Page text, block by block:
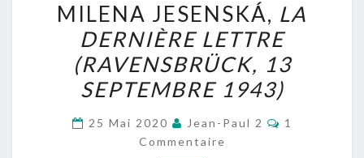
JESENSKÁ,
LA
DERNIÈRE
LETTRE
(RAVENSBRÜCK,
13
SEPTEMBRE
MILENA JESENSKÁ, LA
DERNIÈRE LETTRE
(RAVENSBRÜCK, 13
SEPTEMBRE 1943)
25 Mai 2020 Jean-Paul 2
1
Commentaire